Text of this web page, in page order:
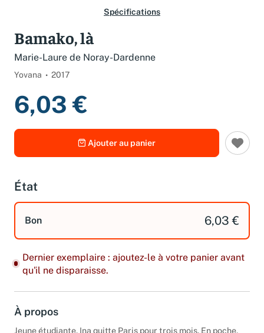
Bamako, là
Marie-Laure de Noray-Dardenne
6,03 €
Ajouter au panier
État
6,03 €
Dernier exemplaire : ajoutez-le à votre panier avant
qu'il ne disparaisse.
À propos